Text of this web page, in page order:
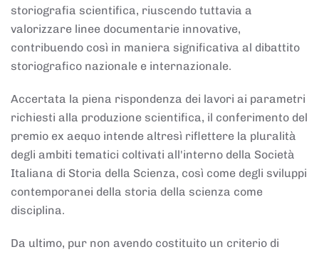
storiografia scientifica, riuscendo tuttavia a
valorizzare linee documentarie innovative,
contribuendo così in maniera significativa al dibattito
storiografico nazionale e internazionale.
Accertata la piena rispondenza dei lavori ai parametri
richiesti alla produzione scientifica, il conferimento del
premio ex aequo intende altresì riflettere la pluralità
degli ambiti tematici coltivati all'interno della Società
Italiana di Storia della Scienza, così come degli sviluppi
contemporanei della storia della scienza come
disciplina.
Da ultimo, pur non avendo costituito un criterio di